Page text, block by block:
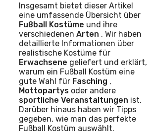
Insgesamt bietet dieser Artikel
eine umfassende Übersicht über
Fußball Kostüme und ihre
verschiedenen Arten . Wir haben
detaillierte Informationen über
realistische Kostüme für
Erwachsene geliefert und erklärt,
warum ein Fußball Kostüm eine
gute Wahl für Fasching ,
Mottopartys oder andere
sportliche Veranstaltungen ist.
Darüber hinaus haben wir Tipps
gegeben, wie man das perfekte
Fußball Kostüm auswählt.